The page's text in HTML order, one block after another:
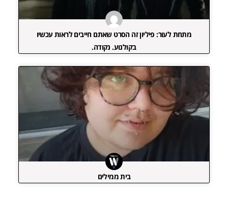
מתחת לעור: פיליון זה הסרט שאתם חייבים לראות עכשיו
בקולנוע. נקודה.
בית ממילים